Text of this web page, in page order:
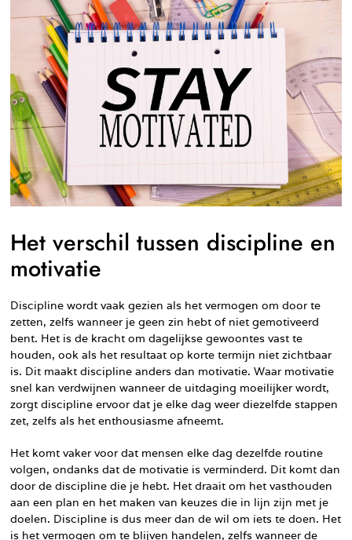
Het verschil tussen discipline en
motivatie
Discipline wordt vaak gezien als het vermogen om door te
zetten, zelfs wanneer je geen zin hebt of niet gemotiveerd
bent. Het is de kracht om dagelijkse gewoontes vast te
houden, ook als het resultaat op korte termijn niet zichtbaar
is. Dit maakt discipline anders dan motivatie. Waar motivatie
snel kan verdwijnen wanneer de uitdaging moeilijker wordt,
zorgt discipline ervoor dat je elke dag weer diezelfde stappen
zet, zelfs als het enthousiasme afneemt.
Het komt vaker voor dat mensen elke dag dezelfde routine
volgen, ondanks dat de motivatie is verminderd. Dit komt dan
door de discipline die je hebt. Het draait om het vasthouden
aan een plan en het maken van keuzes die in lijn zijn met je
doelen. Discipline is dus meer dan de wil om iets te doen. Het
is het vermogen om te blijven handelen, zelfs wanneer de